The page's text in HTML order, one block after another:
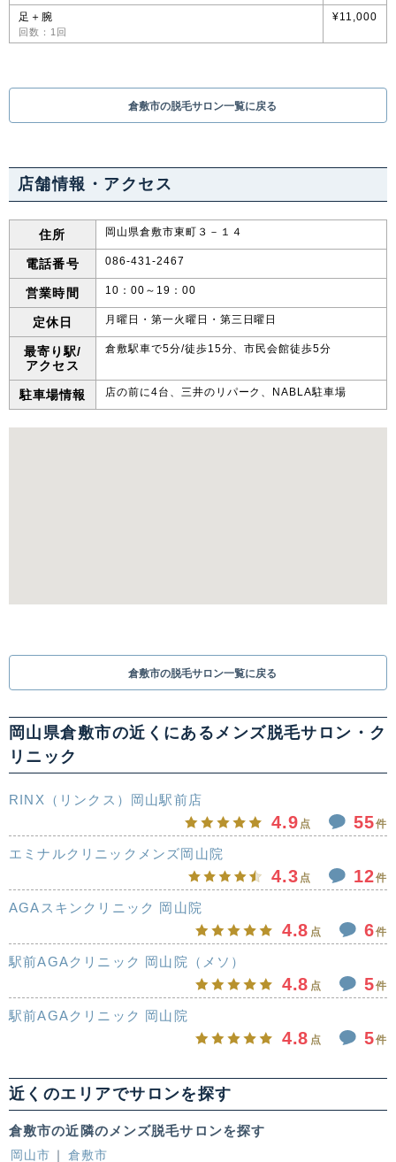
足＋腕
回数：1回
¥11,000
倉敷市の脱毛サロン一覧に戻る
店舗情報・アクセス
住所 岡山県倉敷市東町３－１４
電話番号 086-431-2467
営業時間 10：00～19：00
定休日 月曜日・第一火曜日・第三日曜日
最寄り駅/
アクセス
倉敷駅車で5分/徒歩15分、市民会館徒歩5分
駐車場情報 店の前に4台、三井のリパーク、NABLA駐車場
倉敷市の脱毛サロン一覧に戻る
岡山県倉敷市の近くにあるメンズ脱毛サロン・ク
リニック
RINX（リンクス）岡山駅前店
4.9 点 55件
エミナルクリニックメンズ岡山院
4.3 点 12件
AGAスキンクリニック 岡山院
4.8 点 6件
駅前AGAクリニック 岡山院（メソ）
4.8 点 5件
駅前AGAクリニック 岡山院
4.8 点 5件
近くのエリアでサロンを探す
倉敷市の近隣のメンズ脱毛サロンを探す
岡山市 倉敷市